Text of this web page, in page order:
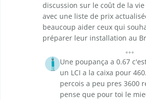
discussion sur le coût de la
avec une liste de prix
beaucoup aider ceux qui
préparer leur installation au
Une poupança a 0.67
un LCI a la caixa pour
percois a peu pres 3600
pense que pour toi le